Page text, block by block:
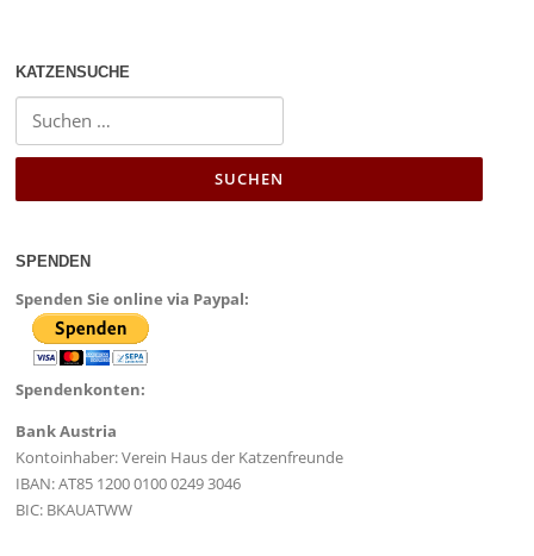
o
k
n
KATZENSUCHE
SPENDEN
Spenden Sie online via Paypal:
Spendenkonten:
Bank Austria
Kontoinhaber: Verein Haus der Katzenfreunde
IBAN: AT85 1200 0100 0249 3046
BIC: BKAUATWW